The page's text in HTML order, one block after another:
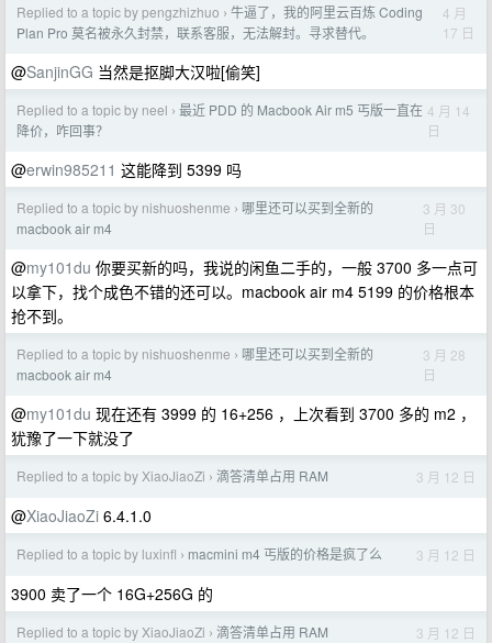
Replied to a topic by pengzhizhuo › 牛逼了，我的阿里云百炼 Coding
Plan Pro 莫名被永久封禁，联系客服，无法解封。寻求替代。
4 月
17 日
@SanjinGG 当然是抠脚大汉啦[偷笑]
Replied to a topic by neel › 最近 PDD 的 Macbook Air m5 丐版一直在
降价，咋回事？
4 月 14
日
@erwin985211 这能降到 5399 吗
Replied to a topic by nishuoshenme › 哪里还可以买到全新的
macbook air m4
3 月 30
日
@my101du 你要买新的吗，我说的闲鱼二手的，一般 3700 多一点可
以拿下，找个成色不错的还可以。macbook air m4 5199 的价格根本
抢不到。
Replied to a topic by nishuoshenme › 哪里还可以买到全新的
macbook air m4
3 月 28
日
@my101du 现在还有 3999 的 16+256 ，上次看到 3700 多的 m2 ，
犹豫了一下就没了
Replied to a topic by XiaoJiaoZi › 滴答清单占用 RAM 3 月 12 日
@XiaoJiaoZi 6.4.1.0
Replied to a topic by luxinfl › macmini m4 丐版的价格是疯了么 3 月 12 日
3900 卖了一个 16G+256G 的
Replied to a topic by XiaoJiaoZi › 滴答清单占用 RAM 3 月 12 日